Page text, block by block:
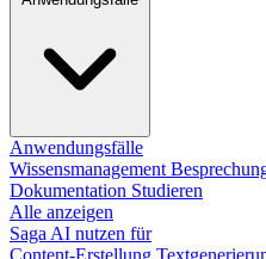
Anwendungsfälle
Wissensmanagement
Dokumentation Studieren
Alle anzeigen
Saga AI nutzen für
Content-Erstellung